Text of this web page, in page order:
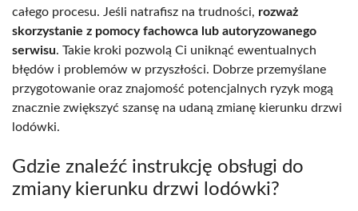
całego procesu. Jeśli natrafisz na trudności, rozważ
skorzystanie z pomocy fachowca lub autoryzowanego
serwisu. Takie kroki pozwolą Ci uniknąć ewentualnych
błędów i problemów w przyszłości. Dobrze przemyślane
przygotowanie oraz znajomość potencjalnych ryzyk mogą
znacznie zwiększyć szansę na udaną zmianę kierunku drzwi
lodówki.
Gdzie znaleźć instrukcję obsługi do
zmiany kierunku drzwi lodówki?